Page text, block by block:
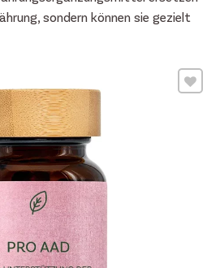
sondern können sie gezielt